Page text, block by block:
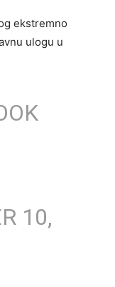
ekstremno
ulogu u
10,